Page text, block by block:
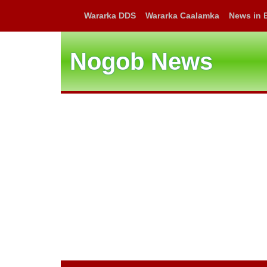
Wararka DDS Wararka Caalamka News in
Nogob News